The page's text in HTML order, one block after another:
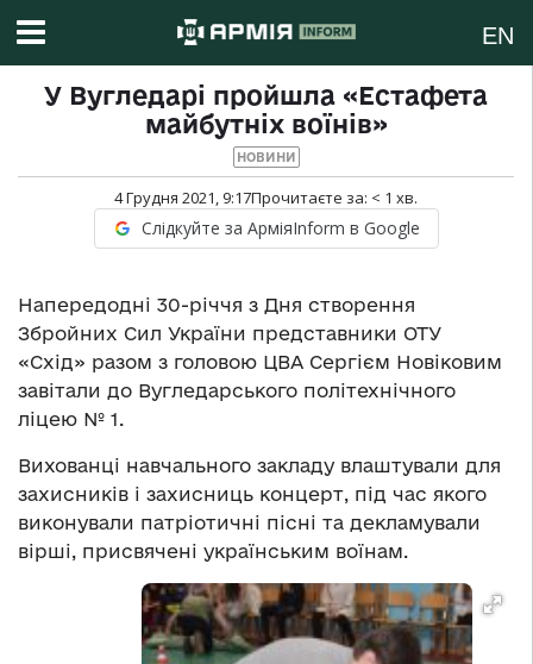
EN
У Вугледарі пройшла «Естафета
майбутніх воїнів»
НОВИНИ
4 Грудня 2021, 9:17Прочитаєте за: < 1 хв.
Слідкуйте за АрміяInform в Google
Напередодні 30-річчя з Дня створення
Збройних Сил України представники ОТУ
«Схід» разом з головою ЦВА Сергієм Новіковим
завітали до Вугледарського політехнічного
ліцею № 1.
Вихованці навчального закладу влаштували для
захисників і захисниць концерт, під час якого
виконували патріотичні пісні та декламували
вірші, присвячені українським воїнам.